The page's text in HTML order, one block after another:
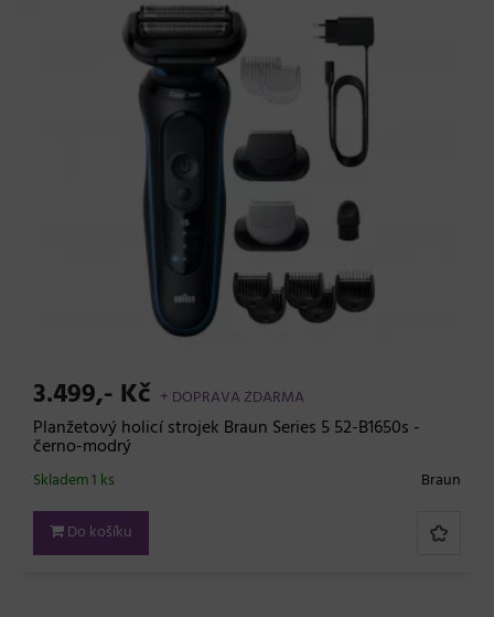
3.499,- Kč + DOPRAVA ZDARMA
Planžetový holicí strojek Braun Series 5 52-B1650s -
černo-modrý
Braun
Skladem 1 ks
Do košíku